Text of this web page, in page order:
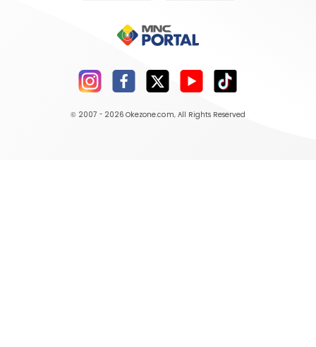
© 2007 - 2026 Okezone.com, All Rights Reserved